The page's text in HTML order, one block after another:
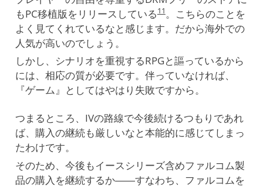
もPC移植版をリリースしている11。こちらのことを
よく見てくれているなと感じます。だから海外での
人気が高いのでしょう。
しかし、シナリオを重視するRPGと謳っているから
には、相応の質が必要です。伴っていなければ、
『ゲーム』としてはやはり失敗ですから。
つまるところ、IVの路線で今後続けるつもりであれ
ば、購入の継続も厳しいなと本能的に感じてしまっ
たわけです。
そのため、今後もイースシリーズ含めファルコム製
品の購入を継続するか――すなわち、ファルコムを